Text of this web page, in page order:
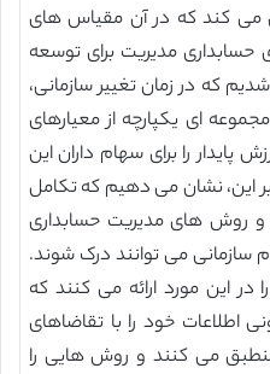
می کند که در آن مقیاس های
مدیریت برای توسعه
که در زمان تغییر سازمانی،
ای یکپارچه از معیارهای
را برای سهام داران این
بر این، نشان می دهیم که تکامل
روش های مدیریت حسابداری
سازمانی می توانند درک شوند.
این مورد ارائه می کنند که
خود را با تقاضاهای
می کنند و روش هایی را